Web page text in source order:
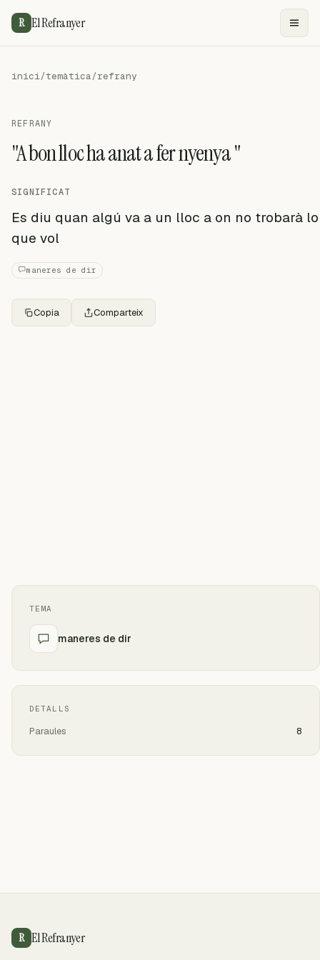
R El Refranyer
inici/temàtica/refrany
REFRANY
"A bon lloc ha anat a fer nyenya "
SIGNIFICAT
Es diu quan algú va a un lloc a on no trobarà lo
que vol
maneres de dir
Copia Comparteix
TEMA
maneres de dir
DETALLS
Paraules 8
R El Refranyer